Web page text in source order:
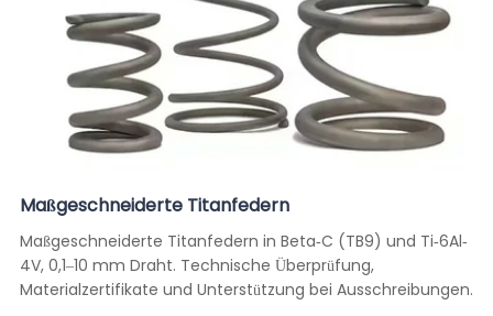
Maßgeschneiderte Titanfedern
Maßgeschneiderte Titanfedern in Beta-C (TB9) und Ti-6Al-
4V, 0,1–10 mm Draht. Technische Überprüfung,
Materialzertifikate und Unterstützung bei Ausschreibungen.